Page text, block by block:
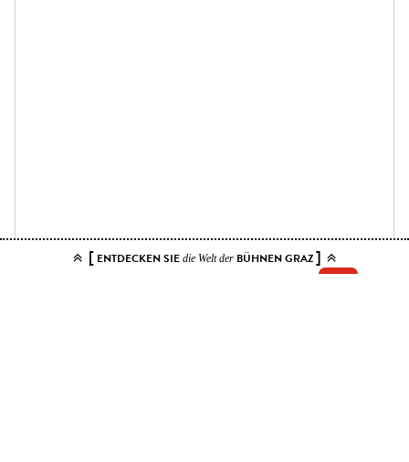
[ENTDECKEN SIE die Welt derBÜHNEN GRAZ]